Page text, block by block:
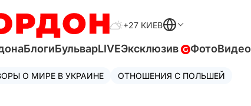
+27 КИЕВ
БлогиБульварLIVEЭксклюзив ФотоВидео
О МИРЕ В УКРАИНЕ ОТНОШЕНИЯ С ПОЛЬШЕЙ